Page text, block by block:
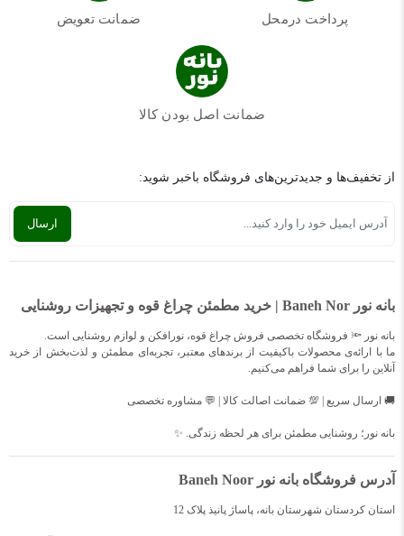
پرداخت درمحل ضمانت تعویض
ضمانت اصل بودن کالا
از تخفیف‌ها و جدیدترین‌های فروشگاه باخبر شوید:
بانه نور Baneh Nor | خرید مطمئن چراغ قوه و تجهیزات روشنایی
بانه نور 🔦 فروشگاه تخصصی فروش چراغ قوه، نورافکن و لوازم روشنایی است.
ما با ارائه‌ی محصولات باکیفیت از برندهای معتبر، تجربه‌ای مطمئن و لذت‌بخش از خرید
آنلاین را برای شما فراهم می‌کنیم.
🚚 ارسال سریع | 💯 ضمانت اصالت کالا | 💬 مشاوره تخصصی
بانه نور؛ روشنایی مطمئن برای هر لحظه زندگی. ✨
آدرس فروشگاه بانه نور Baneh Noor
استان کردستان شهرستان بانه، پاساژ پانیذ پلاک 12